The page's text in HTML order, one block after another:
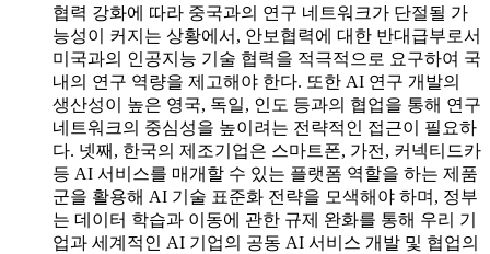
협력 강화에 따라 중국과의 연구 네트워크가 단절될 가
능성이 커지는 상황에서, 안보협력에 대한 반대급부로서
미국과의 인공지능 기술 협력을 적극적으로 요구하여 국
내의 연구 역량을 제고해야 한다. 또한 AI 연구 개발의
생산성이 높은 영국, 독일, 인도 등과의 협업을 통해 연구
네트워크의 중심성을 높이려는 전략적인 접근이 필요하
다. 넷째, 한국의 제조기업은 스마트폰, 가전, 커넥티드카
등 AI 서비스를 매개할 수 있는 플랫폼 역할을 하는 제품
군을 활용해 AI 기술 표준화 전략을 모색해야 하며, 정부
는 데이터 학습과 이동에 관한 규제 완화를 통해 우리 기
업과 세계적인 AI 기업의 공동 AI 서비스 개발 및 협업의